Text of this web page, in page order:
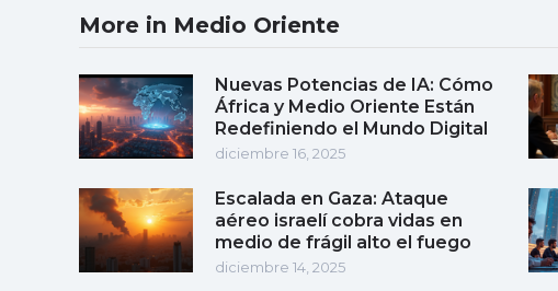
More in Medio Oriente
Nuevas Potencias de IA: Cómo
África y Medio Oriente Están
Redefiniendo el Mundo Digital
diciembre 16, 2025
Escalada en Gaza: Ataque
aéreo israelí cobra vidas en
medio de frágil alto el fuego
diciembre 14, 2025